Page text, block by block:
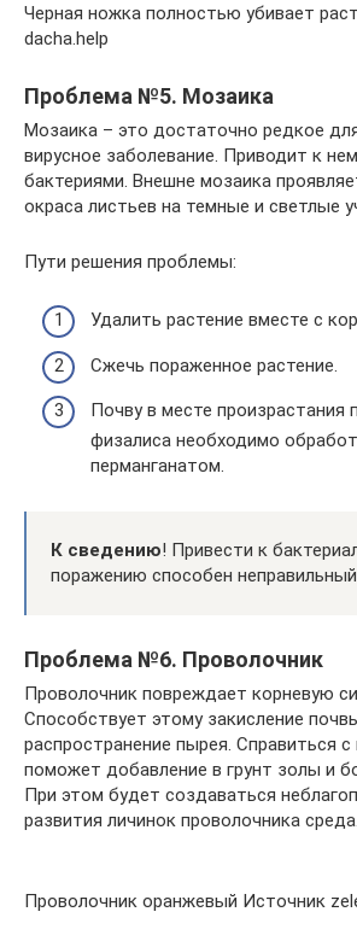
Черная ножка полностью убивает
dacha.help
Проблема №5. Мозаика
Мозаика – это достаточно редкое
вирусное заболевание. Приводит к
бактериями. Внешне мозаика
окраса листьев на темные и светлые
Пути решения проблемы:
Удалить растение вместе с
Сжечь пораженное растение.
Почву в месте произрастания
физалиса необходимо
перманганатом.
К сведению! Привести к
поражению способен
Проблема №6. Проволочник
Проволочник повреждает корневую
Способствует этому закисление
распространение пырея. Справиться
поможет добавление в грунт золы и
При этом будет создаваться
развития личинок проволочника среда.
Проволочник оранжевый Источник